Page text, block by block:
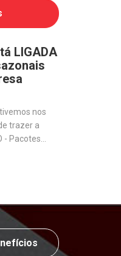
LIGADA
nos
trazer a
- Pacotes